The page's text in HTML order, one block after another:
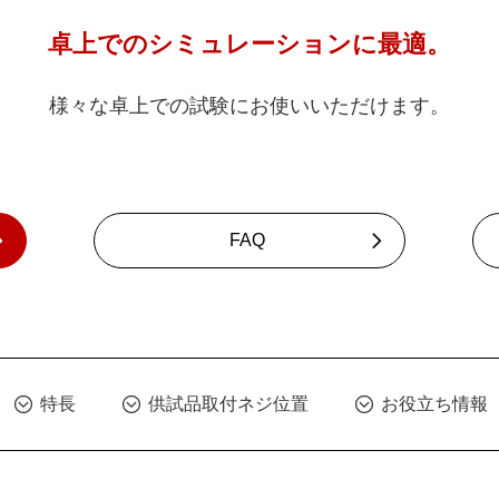
卓上でのシミュレーションに最適。
様々な卓上での試験にお使いいただけます。
FAQ
特長 供試品取付ネジ位置 お役立ち情報